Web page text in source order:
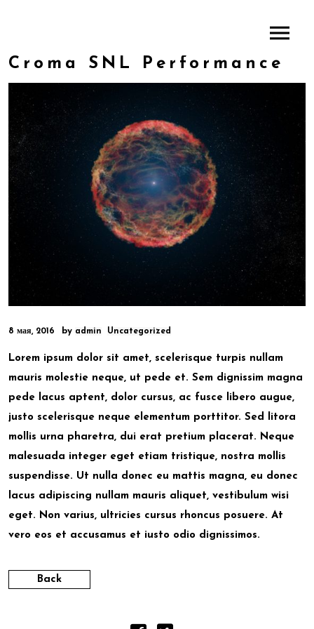
Croma SNL Performance
8 мая, 2016 by admin Uncategorized
Lorem ipsum dolor sit amet, scelerisque turpis nullam
mauris molestie neque, ut pede et. Sem dignissim magna
pede lacus aptent, dolor cursus, ac fusce libero augue,
justo scelerisque neque elementum porttitor. Sed litora
mollis urna pharetra, dui erat pretium placerat. Neque
malesuada integer eget etiam tristique, nostra mollis
suspendisse. Ut nulla donec eu mattis magna, eu donec
lacus adipiscing nullam mauris aliquet, vestibulum wisi
eget. Non varius, ultricies cursus rhoncus posuere. At
vero eos et accusamus et iusto odio dignissimos.
Back